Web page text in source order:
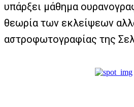
υπάρξει μάθημα
θεωρία των εκλείψεων
αστροφωτογραφίας της